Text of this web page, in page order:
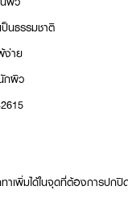
นธรรมชาติ
ง่าย
กผิว
เพิ่มได้ในจุดที่ต้องการปกปิ